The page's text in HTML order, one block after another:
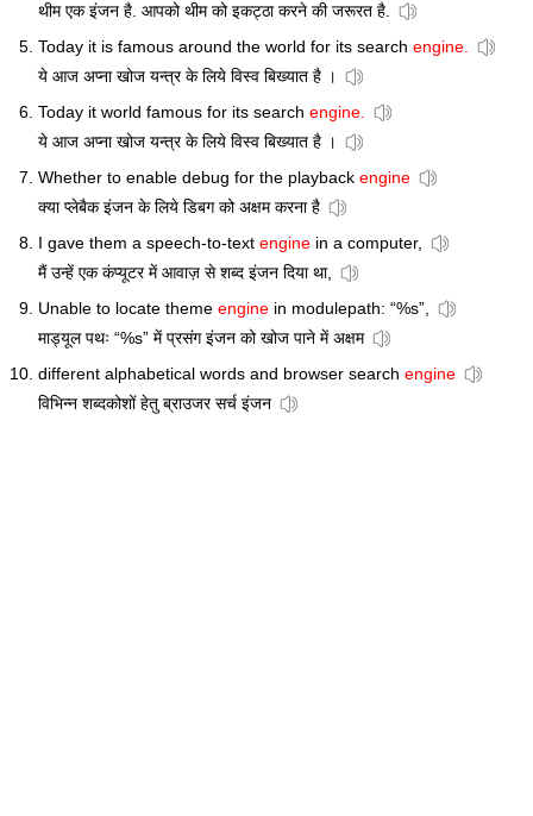
थीम एक इंजन है. आपको थीम को इकट्ठा करने की जरूरत है.
Today it is famous around the world for its search engine.
ये आज अप्ना खोज यन्त्र के लिये विस्व बिख्यात है ।
Today it world famous for its search engine.
ये आज अप्ना खोज यन्त्र के लिये विस्व बिख्यात है ।
Whether to enable debug for the playback engine
क्या प्लेबैक इंजन के लिये डिबग को अक्षम करना है
I gave them a speech-to-text engine in a computer,
मैं उन्हें एक कंप्यूटर में आवाज़ से शब्द इंजन दिया था,
Unable to locate theme engine in modulepath: “%s”,
माड्यूल पथः “%s” में प्रसंग इंजन को खोज पाने में अक्षम
different alphabetical words and browser search engine
विभिन्न शब्दकोशों हेतु ब्राउजर सर्च इंजन